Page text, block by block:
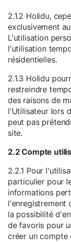
2.1.2 Holidu,
exclusivement
L'utilisation
l'utilisation
résidentielles.
2.1.3 Holidu
restreindre
des raisons de
l'Utilisateur lors
peut pas
site.
2.2 Compte
2.2.1 Pour
particulier pour
informations
l'enregistrement
la possibilité
de favoris pour
créer un compte